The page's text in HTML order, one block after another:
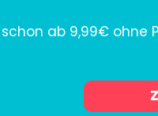
ab 9,99€ ohne